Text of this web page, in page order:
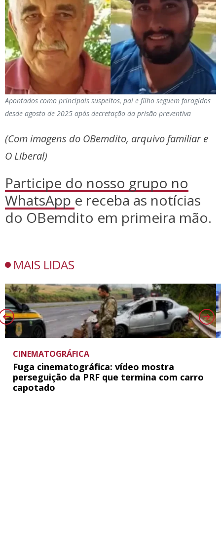
Apontados como principais suspeitos, pai e filho seguem foragidos
desde agosto de 2025 após decretação da prisão preventiva
(Com imagens do OBemdito, arquivo familiar e
O Liberal)
Participe do nosso grupo no
WhatsApp e receba as notícias
do OBemdito em primeira mão.
MAIS LIDAS
CINEMATOGRÁFICA
Fuga cinematográfica: vídeo mostra
perseguição da PRF que termina com carro
capotado